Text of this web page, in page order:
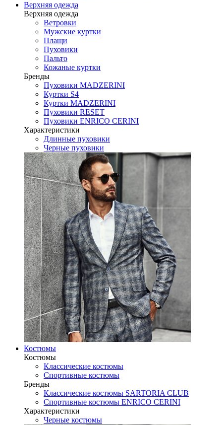
Верхняя одежда
Верхняя одежда
Ветровки
Мужские куртки
Плащи
Пуховики
Пальто
Кожаные куртки
Бренды
Пуховики MADZERINI
Куртки S4
Куртки MADZERINI
Пуховики RESET
Пуховики ENRICO CERINI
Характеристики
Длинные пуховики
Черные пуховики
Костюмы
Костюмы
Классические костюмы
Спортивные костюмы
Бренды
Классические костюмы SARTORIA CLUB
Спортивные костюмы ENRICO CERINI
Характеристики
Черные костюмы